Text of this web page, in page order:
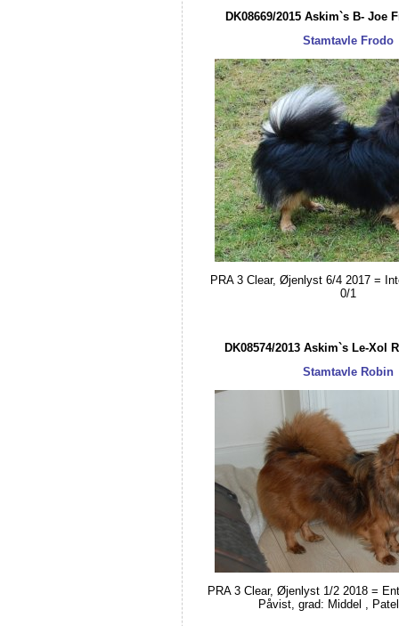
DK08669/2015 Askim`s B- Joe
Stamtavle Frodo
PRA 3 Clear, Øjenlyst 6/4 2017 =
0/1
DK08574/2013 Askim`s Le-Xol
Stamtavle Robin
PRA 3 Clear, Øjenlyst 1/2 2018 =
Påvist, grad: Middel ,